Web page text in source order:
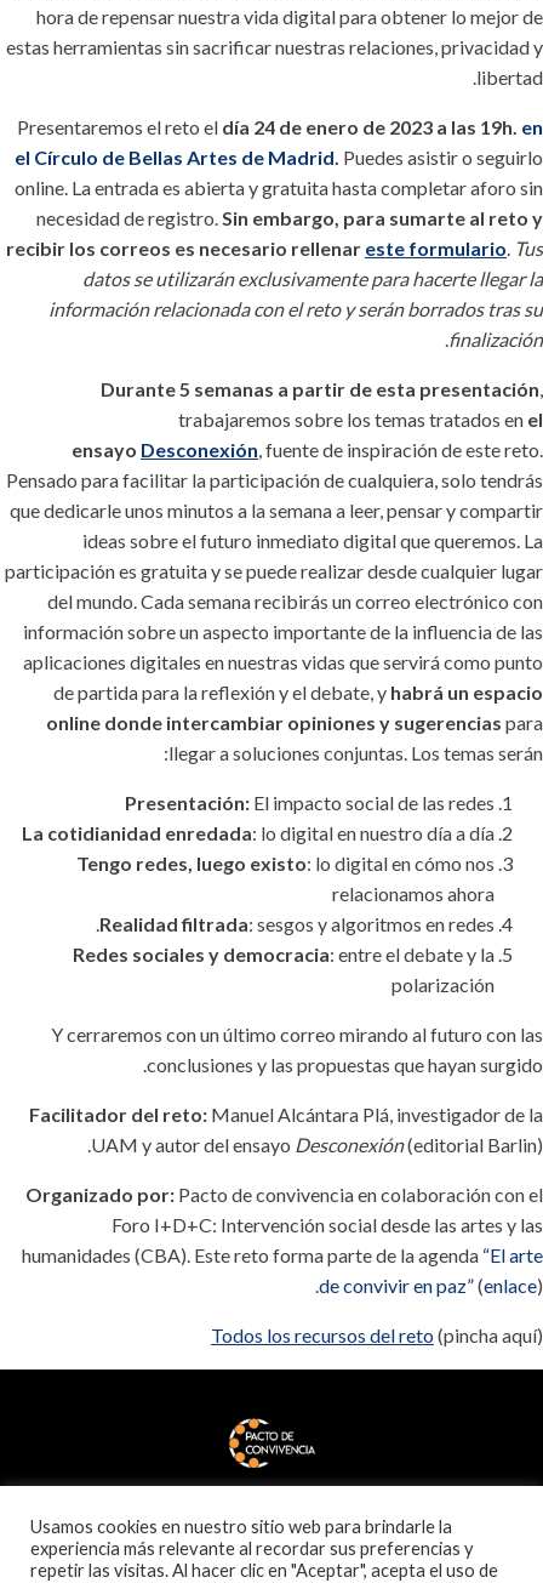
hora de repensar nuestra vida digital para obtener lo mejor de
estas herramientas sin sacrificar nuestras relaciones, privacidad y
libertad.
Presentaremos el reto el día 24 de enero de 2023 a las 19h. en
el Círculo de Bellas Artes de Madrid. Puedes asistir o seguirlo
online. La entrada es abierta y gratuita hasta completar aforo sin
necesidad de registro.Sin embargo, para sumarte al reto y
recibir los correos es necesario rellenar este formulario. Tus
datos se utilizarán exclusivamente para hacerte llegar la
información relacionada con el reto y serán borrados tras su
finalización
.
Durante 5 semanas a partir de esta presentación,
trabajaremos sobre los temas tratados en el
ensayo Desconexión, fuente de inspiración de este reto.
Pensado para facilitar la participación de cualquiera, solo tendrás
que dedicarle unos minutos a la semana a leer, pensar y compartir
ideas sobre el futuro inmediato digital que queremos. La
participación es gratuita y se puede realizar desde cualquier lugar
del mundo. Cada semana recibirás un correo electrónico con
información sobre un aspecto importante de la influencia de las
aplicaciones digitales en nuestras vidas que servirá como punto
de partida para la reflexión y el debate, y habrá un espacio
online donde intercambiar opiniones y sugerencias para
llegar a soluciones conjuntas. Los temas serán:
Presentación: El impacto social de las redes
La cotidianidad enredada: lo digital en nuestro día a día
Tengo redes, luego existo: lo digital en cómo nos
relacionamos ahora
Realidad filtrada: sesgos y algoritmos en redes.
Redes sociales y democracia: entre el debate y la
polarización
Y cerraremos con un último correo mirando al futuro con las
conclusiones y las propuestas que hayan surgido.
Facilitador del reto: Manuel Alcántara Plá, investigador de la
UAM y autor del ensayo Desconexión(editorial Barlin).
Organizado por: Pacto de convivencia en colaboración con el
Foro I+D+C: Intervención social desde las artes y las
humanidades (CBA). Este reto forma parte de la agenda “El arte
de convivir en paz”(enlace).
Todos los recursos del reto(pincha aquí)
Usamos cookies en nuestro sitio web para brindarle la
experiencia más relevante al recordar sus preferencias y
repetir las visitas. Al hacer clic en "Aceptar", acepta el uso de